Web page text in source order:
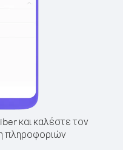
και καλέστε τον
πληροφοριών